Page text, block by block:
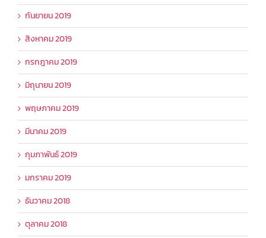
กันยายน 2019
สิงหาคม 2019
กรกฎาคม 2019
มิถุนายน 2019
พฤษภาคม 2019
มีนาคม 2019
กุมภาพันธ์ 2019
มกราคม 2019
ธันวาคม 2018
ตุลาคม 2018